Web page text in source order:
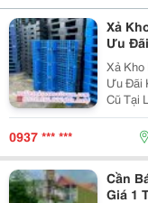
Xả
Ưu
Xả Kho
Ưu Đãi
Cũ Tại
Chất
0937 *** ***
Cần
Giá 1